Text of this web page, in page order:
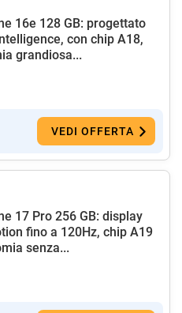
16e 128 GB: progettato
con chip A18,
grandiosa...
VEDI OFFERTA
17 Pro 256 GB: display
fino a 120Hz, chip A19
senza...